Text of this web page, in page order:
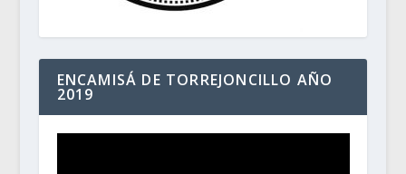
ENCAMISÁ DE TORREJONCILLO AÑO
2019